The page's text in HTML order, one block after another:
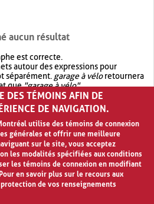
aucun résultat
est correcte.
autour des expressions pour
séparément. garage à véloretournera
que"garage à vélo".
recherche avec OR.garage OR vélo
de résultat quegarage à vélo
DES TÉMOINS AFIN DE
DE NAVIGATION.
utilise des témoins de connexion
générales et offrir une meilleure
sur le site, vous acceptez
les modalités spécifiées aux conditions
les témoins de connexion en modifiant
en savoir plus sur le recours aux
de vos renseignements